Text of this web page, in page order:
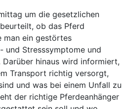
um die gesetzlichen
ob das Pferd
ein gestörtes
und Stresssymptome und
hinaus wird informiert,
Transport richtig versorgt,
und was bei einem Unfall zu
der richtige Pferdeanhänger